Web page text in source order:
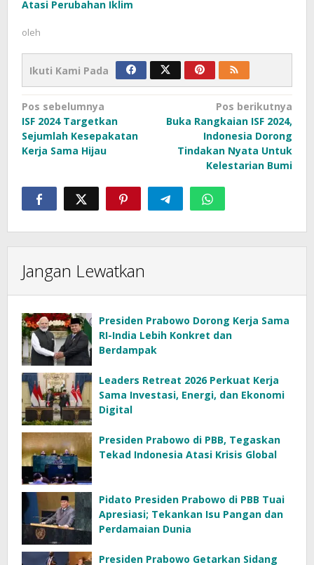
Atasi Perubahan Iklim
oleh
Ikuti Kami Pada
Navigasi
pos
Pos sebelumnya
ISF 2024 Targetkan
Sejumlah Kesepakatan
Kerja Sama Hijau
Pos berikutnya
Buka Rangkaian ISF 2024,
Indonesia Dorong
Tindakan Nyata Untuk
Kelestarian Bumi
Jangan Lewatkan
Presiden Prabowo Dorong Kerja Sama
RI-India Lebih Konkret dan
Berdampak
Leaders Retreat 2026 Perkuat Kerja
Sama Investasi, Energi, dan Ekonomi
Digital
Presiden Prabowo di PBB, Tegaskan
Tekad Indonesia Atasi Krisis Global
Pidato Presiden Prabowo di PBB Tuai
Apresiasi; Tekankan Isu Pangan dan
Perdamaian Dunia
Presiden Prabowo Getarkan Sidang